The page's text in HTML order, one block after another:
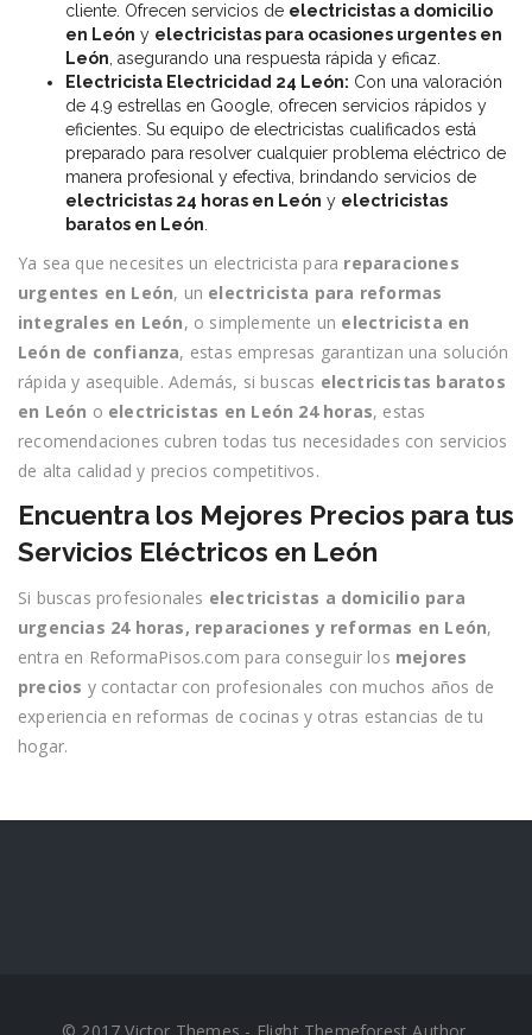
cliente. Ofrecen servicios de electricistas a domicilio
en León y electricistas para ocasiones urgentes en
León , asegurando una respuesta rápida y eficaz.
Electricista Electricidad 24 León: Con una valoración
de 4.9 estrellas en Google, ofrecen servicios rápidos y
eficientes. Su equipo de electricistas cualificados está
preparado para resolver cualquier problema eléctrico de
manera profesional y efectiva, brindando servicios de
electricistas 24 horas en León y electricistas
baratos en León
Ya sea que necesites un electricista para reparaciones
urgentes en León, un electricista para reformas
integrales en León, o simplemente un electricista en
León de confianza, estas empresas garantizan una solución
rápida y asequible. Además, si buscas electricistas baratos
en León o electricistas en León 24 horas, estas
recomendaciones cubren todas tus necesidades con servicios
de alta calidad y precios competitivos.
Encuentra los Mejores Precios para tus
Servicios Eléctricos en León
Si buscas profesionales electricistas a domicilio para
urgencias 24 horas, reparaciones y reformas en León,
entra en ReformaPisos.com para conseguir los mejores
precios y contactar con profesionales con muchos años de
experiencia en reformas de cocinas y otras estancias de tu
hogar.